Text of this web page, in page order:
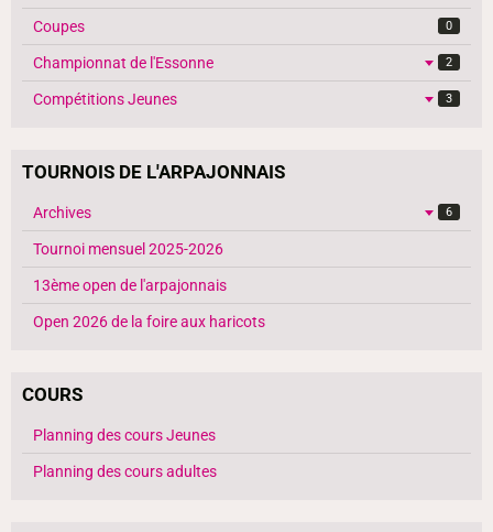
Coupes 0
Championnat de l'Essonne 2
Compétitions Jeunes 3
TOURNOIS DE L'ARPAJONNAIS
Archives 6
Tournoi mensuel 2025-2026
13ème open de l'arpajonnais
Open 2026 de la foire aux haricots
COURS
Planning des cours Jeunes
Planning des cours adultes